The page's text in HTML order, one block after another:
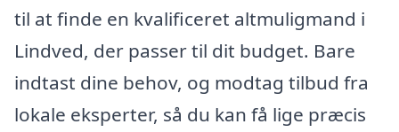
til at finde en kvalificeret altmuligmand i
Lindved, der passer til dit budget. Bare
indtast dine behov, og modtag tilbud fra
lokale eksperter, så du kan få lige præcis